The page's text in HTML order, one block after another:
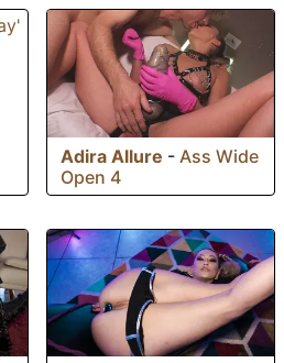
Adira Allure - Ass Wide
Open 4